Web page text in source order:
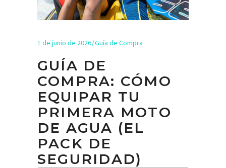
1 de junio de 2026 Guía de Compra
GUÍA DE
COMPRA: CÓMO
EQUIPAR TU
PRIMERA MOTO
DE AGUA (EL
PACK DE
SEGURIDAD)